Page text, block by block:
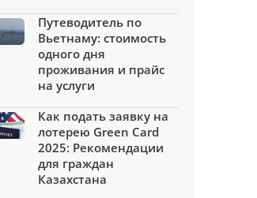
Путеводитель по
Вьетнаму: стоимость
одного дня
проживания и прайс
на услуги
Как подать заявку на
лотерею Green Card
2025: Рекомендации
для граждан
Казахстана